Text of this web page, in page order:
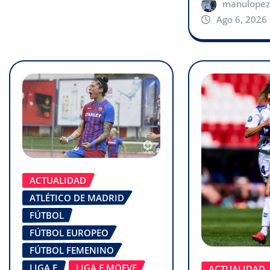
Ago 6, 2026
ACTUALIDAD
ATLÉTICO DE MADRID
FÚTBOL
FÚTBOL EUROPEO
FÚTBOL FEMENINO
LIGA F
LIGA F MOEVE